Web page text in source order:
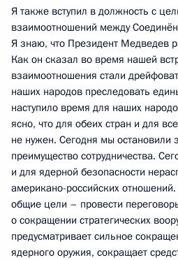
Я также вступил в должность с
взаимоотношений между
Я знаю, что Президент Медведев
Как он сказал во время нашей
взаимоотношения стали
наших народов преследовать
наступило время для наших
ясно, что для обеих стран и для
не нужен. Сегодня мы остановили
преимущество сотрудничества.
и для ядерной безопасности
американо-российских
общие цели – провести
о сокращении стратегических
предусматривает сильное
ядерного оружия, сокращает